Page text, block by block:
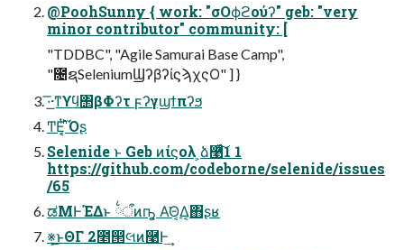
@PoohSunny { work: "σΟϕϩούʔ" geb: "very
minor contributor" community: [
"TDDBC", "Agile Samurai Base Camp",
"೔ຊSeleniumϢʔβʔίϛϡχςΟ" ] }
͞·͟·ͳϒϥ΢βΦʔτ ϝʔγϣϯπʔϧ
ͲΕ͔ͭ͏͔ ໎ͬͪΌ͏ʂ
Selenide ͱ Geb ͷίϛολ ͕ձ࿩ͯͨ͠1 1
https://github.com/codeborne/selenide/issues
/65
ಡΜͰΈΔͱ ྆ऀͷҧ͍͕ Α͘Θ͔Δ͔΋ʂʁ
※͓͜ͱΘΓ 2೥൒લͷ࿩Ͱ͢